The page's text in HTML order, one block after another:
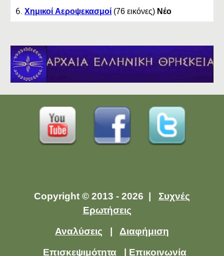
ΧημικοίΑεροψεκασμοί (76 εικόνες) Νέο
Copyright © 2013 - 2026 | Συχνές
Ερωτήσεις
Αναλύσεις
Διαφήμιση
Επισκεψιμότητα| Επικοινωνία